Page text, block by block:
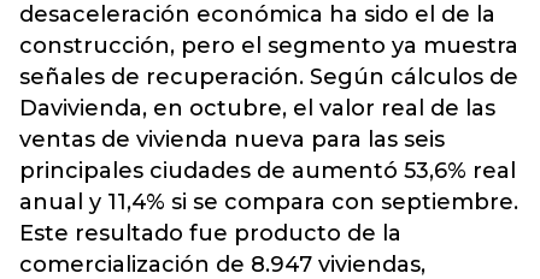
desaceleración económica ha sido el de la
construcción, pero el segmento ya muestra
señales de recuperación. Según cálculos de
Davivienda, en octubre, el valor real de las
ventas de vivienda nueva para las seis
principales ciudades de aumentó 53,6% real
anual y 11,4% si se compara con septiembre.
Este resultado fue producto de la
comercialización de 8.947 viviendas,